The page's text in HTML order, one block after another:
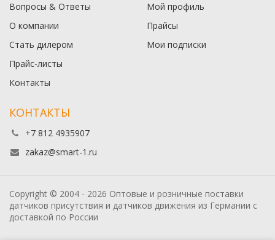
Вопросы & Ответы
О компании
Стать дилером
Прайс-листы
Контакты
Мой профиль
Прайсы
Мои подписки
КОНТАКТЫ
+7 812 4935907
zakaz@smart-1.ru
Copyright © 2004 - 2026 Оптовые и розничные поставки
датчиков присутствия и датчиков движения из Германии с
доставкой по России